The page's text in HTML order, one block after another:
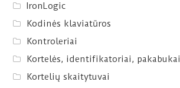
IronLogic
Kodinės klaviatūros
Kontroleriai
Kortelės, identifikatoriai, pakabukai
Kortelių skaitytuvai